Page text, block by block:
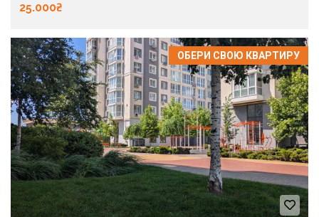
25.000₴
ОБЕРИ СВОЮ КВАРТИРУ